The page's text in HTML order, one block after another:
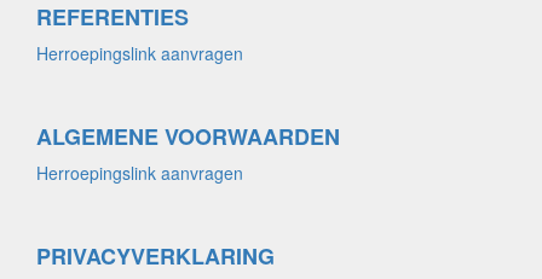
REFERENTIES
Herroepingslink aanvragen
ALGEMENE VOORWAARDEN
Herroepingslink aanvragen
PRIVACYVERKLARING